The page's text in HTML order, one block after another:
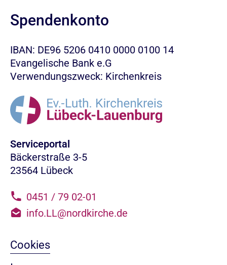
Spendenkonto
IBAN: DE96 5206 0410 0000 0100 14
Evangelische Bank e.G
Verwendungszweck: Kirchenkreis
Serviceportal
Bäckerstraße 3-5
23564 Lübeck
0451 / 79 02-01
info.LL@nordkirche.de
Cookies